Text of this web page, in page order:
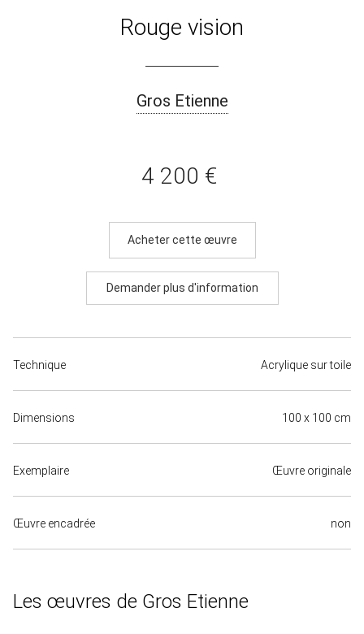
Rouge vision
Gros Etienne
4 200 €
Acheter cette œuvre
Demander plus d'information
Technique Acrylique sur toile
Dimensions 100 x 100 cm
Exemplaire Œuvre originale
Œuvre encadrée non
Les œuvres de Gros Etienne